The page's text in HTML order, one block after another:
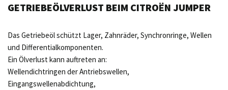
GETRIEBEÖLVERLUST BEIM CITROËN JUMPER
Das Getriebeöl schützt Lager, Zahnräder, Synchronringe, Wellen
und Differentialkomponenten.
Ein Ölverlust kann auftreten an:
Wellendichtringen der Antriebswellen,
Eingangswellenabdichtung,